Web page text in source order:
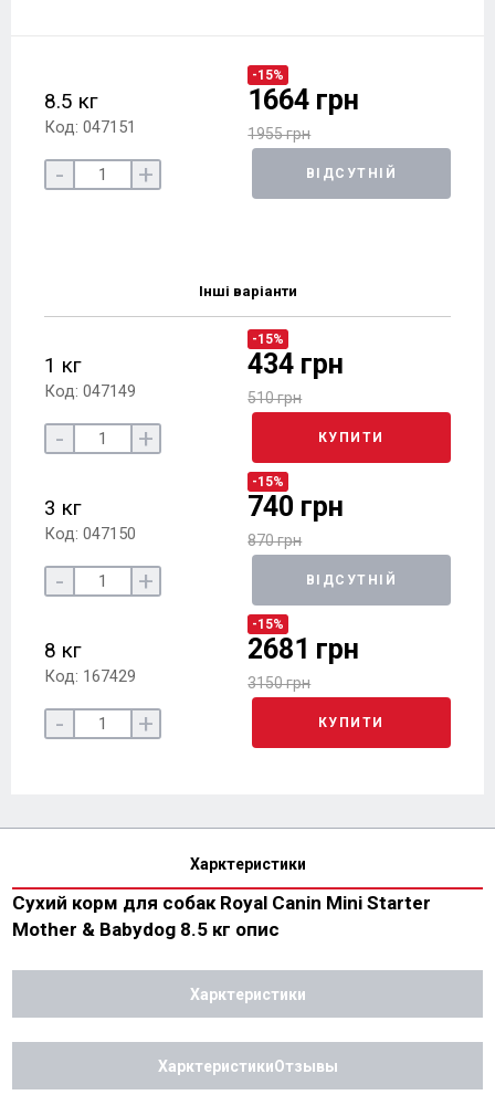
8.5 кг
Код: 047151
-15%
1664 грн
1955 грн
- + ВІДСУТНІЙ
Інші варіанти
1 кг
Код: 047149
-15%
434 грн
510 грн
- + КУПИТИ
3 кг
Код: 047150
-15%
740 грн
870 грн
- + ВІДСУТНІЙ
8 кг
Код: 167429
-15%
2681 грн
3150 грн
- + КУПИТИ
Харктеристики
Сухий корм для собак Royal Canin Mini Starter
Mother & Babydog 8.5 кг опис
Харктеристики
ХарктеристикиОтзывы